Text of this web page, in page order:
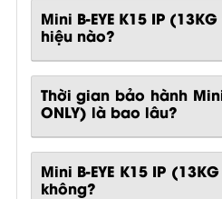
Mini B-EYE K15 IP
hiệu nào?
Thời gian bảo hành Mini
ONLY) là bao lâu?
Mini B-EYE K15 IP
không?